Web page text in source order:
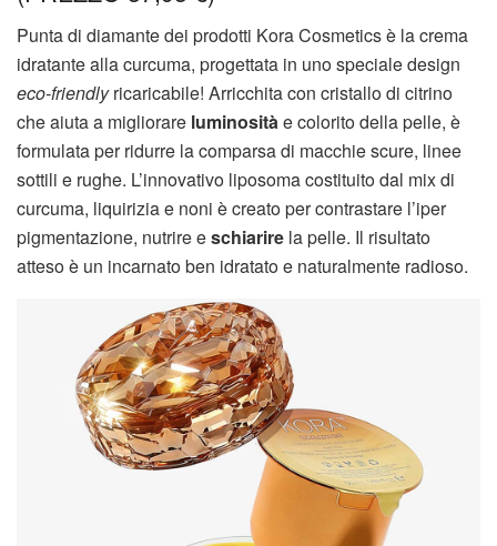
Punta di diamante dei prodotti Kora Cosmetics è la crema
idratante alla curcuma, progettata in uno speciale design
eco-friendlyricaricabile! Arricchita con cristallo di citrino
che aiuta a migliorare luminositàe colorito della pelle, è
formulata per ridurre la comparsa di macchie scure, linee
sottili e rughe. L’innovativo liposoma costituito dal mix di
curcuma, liquirizia e noni è creato per contrastare l’iper
pigmentazione, nutrire eschiarire la pelle. Il risultato
atteso è un incarnato ben idratato e naturalmente radioso.